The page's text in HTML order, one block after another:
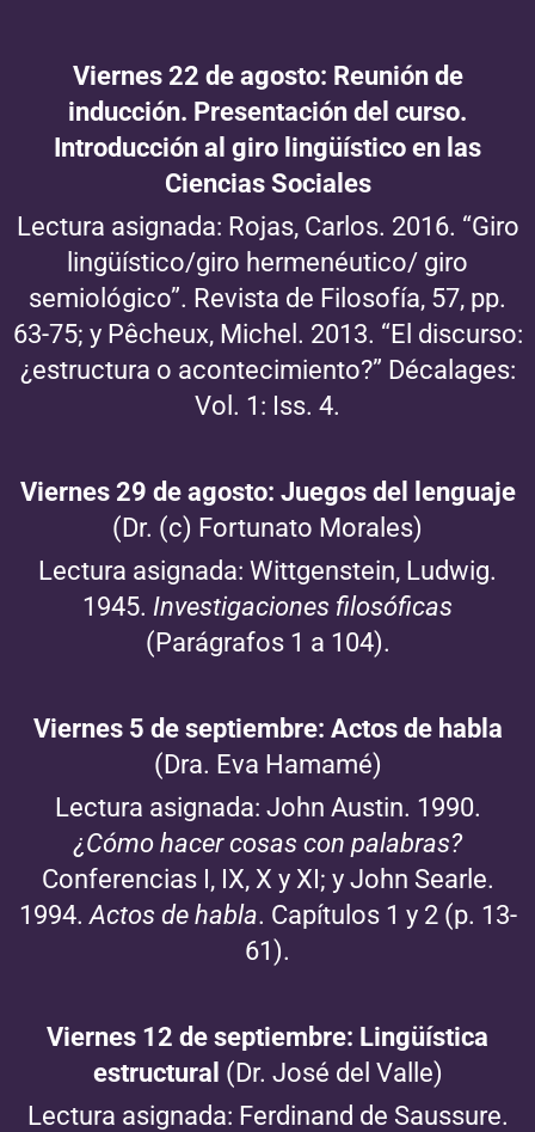
Viernes 22 de agosto: Reunión de
inducción. Presentación del curso.
Introducción al giro lingüístico en las
Ciencias Sociales
Lectura asignada: Rojas, Carlos. 2016. “Giro
lingüístico/giro hermenéutico/ giro
semiológico”. Revista de Filosofía, 57, pp.
63-75; y Pêcheux, Michel. 2013. “El discurso:
¿estructura o acontecimiento?” Décalages:
Vol. 1: Iss. 4.
Viernes 29 de agosto: Juegos del lenguaje
(Dr. (c) Fortunato Morales)
Lectura asignada: Wittgenstein, Ludwig.
1945. Investigaciones filosóficas
(Parágrafos 1 a 104).
Viernes 5 de septiembre: Actos de habla
(Dra. Eva Hamamé)
Lectura asignada: John Austin. 1990.
¿Cómo hacer cosas con palabras?
Conferencias I, IX, X y XI; y John Searle.
1994. Actos de habla. Capítulos 1 y 2 (p. 13-
61).
Viernes 12 de septiembre: Lingüística
estructural (Dr. José del Valle)
Lectura asignada: Ferdinand de Saussure.